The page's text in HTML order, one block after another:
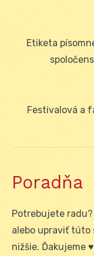
Navigácia
Previous
Etiketa
Next
Festivalová a
Poradňa
Potrebujete
alebo upraviť túto
nižšie. Ďakujeme ♥